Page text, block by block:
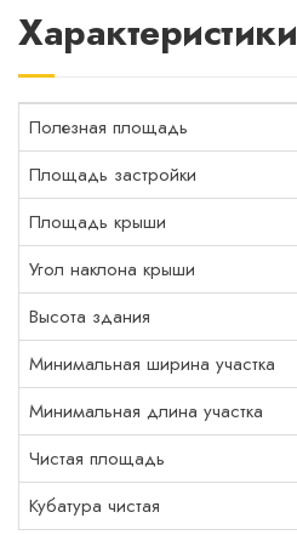
Характеристики
Полезная площадь
Площадь застройки
Площадь крыши
Угол наклона крыши
Высота здания
Минимальная ширина участка
Минимальная длина участка
Чистая площадь
Кубатура чистая